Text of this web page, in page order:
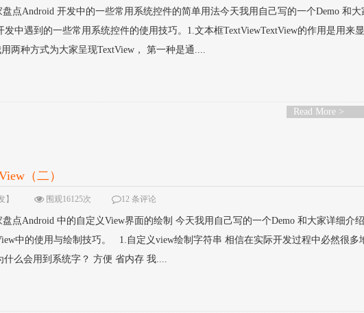
点Android 开发中的一些常用系统控件的简单用法今天我用自己写的一个Demo 和大
发中遇到的一些常用系统控件的使用技巧。1.文本框TextViewTextView的作用是用来
两种方式为大家呈现TextView， 第一种是通....
Read More >
（二）
】 围观16125次 12 条评论
点Android 中的自定义View界面的绘制 今天我用自己写的一个Demo 和大家详细介
中的使用与绘制技巧。 1.自定义view绘制字符串 相信在实际开发过程中必然很多
什么会用到系统字？ 方便 省内存 我....